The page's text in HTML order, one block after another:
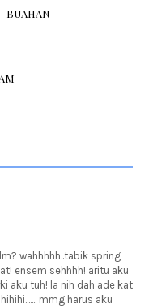
BUAHAN
wahhhhh..tabik spring
ensem sehhhh! aritu aku
aku tuh! la nih dah ade kat
mmg harus aku